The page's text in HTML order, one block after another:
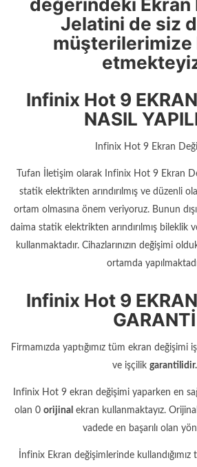
değerindeki Ekran
Jelatini de siz
müşterilerimize
Infinix Hot 9
NASIL
Infinix Hot 9 Ekran
Tufan İletişim olarak Infinix Hot 9 Ekran
statik elektrikten arındırılmış ve düzenli
ortam olmasına önem veriyoruz. Bunun
daima statik elektrikten arındırılmış bileklik
kullanmaktadır. Cihazlarınızın değişimi
ortamda
Infinix Hot 9
GARANTİ
Firmamızda yaptığımız tüm ekran değişimi
ve işçilik garantilidir.
Infinix Hot 9 ekran değişimi yaparken en
olan 0 orijinal ekran kullanmaktayız.
vadede en başarılı olan
İnfinix Ekran değişimlerinde